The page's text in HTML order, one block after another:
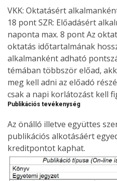
VKK: Oktatásért
18 pont SZR: Előadásért
naponta max. 8 pont Az
oktatás időtartalmának
alkalmanként adható
témában többször előad,
meg kell adni az előadó
csak a napi korlátozást kell
Publikációs tevékenység
Az önálló illetve együttes
publikációs alkotásáért
kreditpontot kaphat.